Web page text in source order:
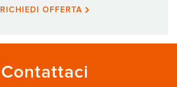
RICHIEDI OFFERTA
Contattaci